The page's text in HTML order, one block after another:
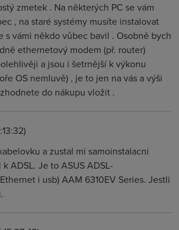
zmetek . Na některých PC se vám
, na staré systémy musíte instalovat
s vámi někdo vůbec bavil . Osobně bych
ethernetový modem (př. router)
a jsou i šetrnější k výkonu
OS nemluvě) , je to jen na vás a výši
do nákupu vložit .
a zustal mi samoinstalacni
ADSL. Je to ASUS ADSL-
i usb) AAM 6310EV Series. Jestli